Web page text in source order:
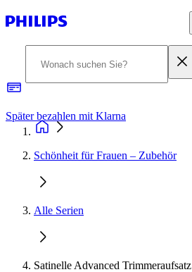
Später bezahlen mit Klarna
Schönheit für Frauen – Zubehör
Alle Serien
Satinelle Advanced Trimmeraufsatz